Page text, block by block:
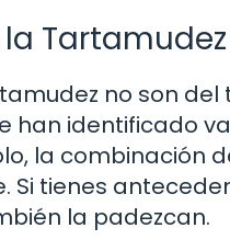
Tartamudez
no son
han identificado
la combinación
Si tienes
la padezcan.